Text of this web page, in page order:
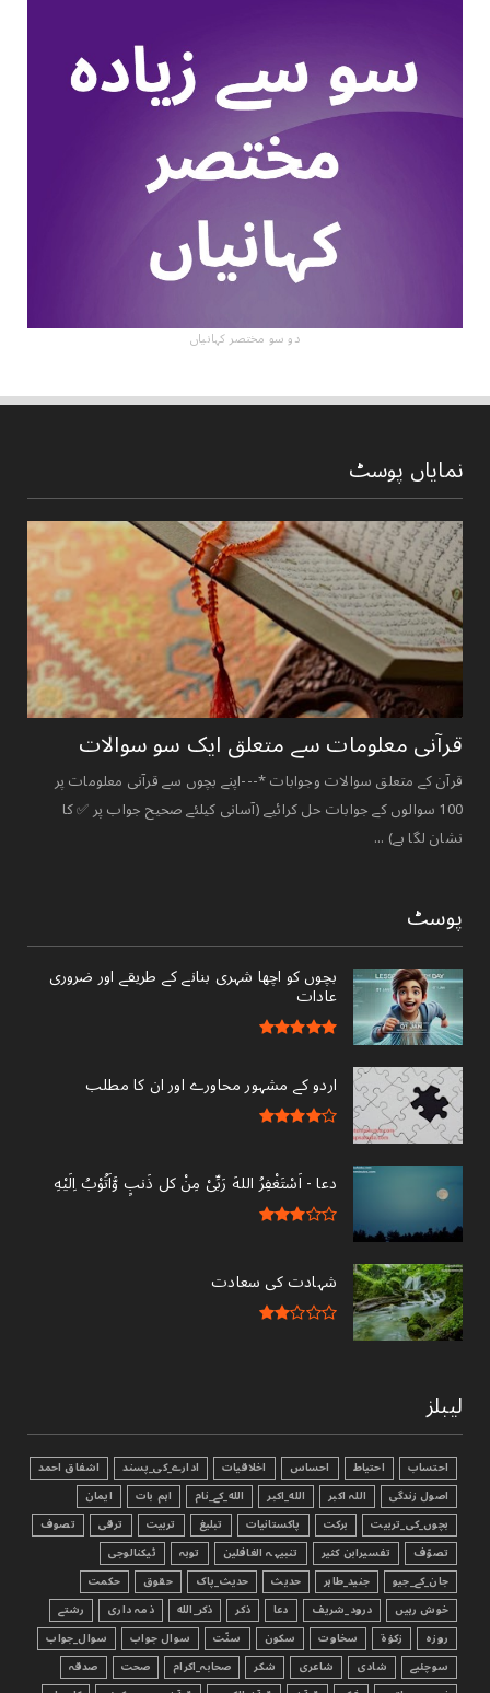
دو سو مختصر کہانیاں
نمایاں پوسٹ
قرآنی ‏معلومات ‏سے ‏متعلق ‏ایک ‏سو ‏سوالات ‏
قرآن کے متعلق سوالات وجوابات *---اپنے بچوں سے قرآنی معلومات پر
100 سوالوں کے جوابات حل کرائیے (آسانی کیلئے صحیح جواب پر ✅ کا
نشان لگا ہے) ...
پوسٹ
بچوں کو اچھا شہری بنانے کے طریقے اور ضروری
عادات
اردو کے مشہور محاورے اور ان کا مطلب
دعا - ‎اَسْتَغْفِرُ اللهَ رَبِّىْ مِنْ کل ذَنبٍ وَّاَتُوْبُ اِلَيْهِ
شہادت کی سعادت
لیبلز
احتساب احتیاط احساس اخلاقیات ادارے_کی_پسند
اشفاق احمد
اصول زندگی
اللہ اکبر الله_اکبر الله_کے_نام اہم بات
ایمان
بچوں_کی_تربیت
برکت پاکستانیات تبليغ تربیت ترقی
تصوف
تصوّف
تفسیرابن کثیر تنبیہہ الغافلین توبہ
ٹیکنالوجی
جان_کے_جیو
جنید_طاہر حدیث حدیث_پاک حقوق
حکمت
خوش رہیں
درود_شریف دعا ذکر ذکر_الله ذمہ داری
رشتے
روزہ
زکوٰۃ سخاوت سکون سنّت سوال جواب
سوال_جواب
سوچئیے
شادی شاعری شکر صحابہ_اکرام صحت
صدقہ